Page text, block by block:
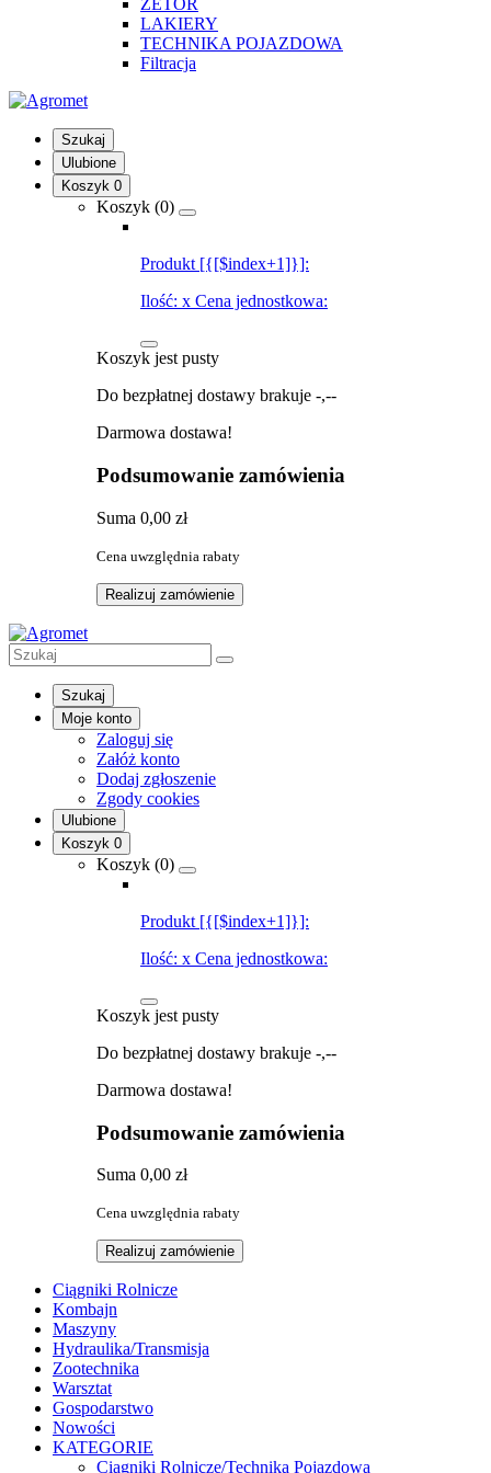
ZETOR
LAKIERY
TECHNIKA POJAZDOWA
Filtracja
Szukaj
Ulubione
Koszyk 0
Koszyk (0)
Produkt [{[$index+1]}]:
Ilość: x Cena jednostkowa:
Koszyk jest pusty
Do bezpłatnej dostawy brakuje -,--
Darmowa dostawa!
Podsumowanie zamówienia
Suma 0,00 zł
Cena uwzględnia rabaty
Realizuj zamówienie
Szukaj
Moje konto
Zaloguj się
Załóż konto
Dodaj zgłoszenie
Zgody cookies
Ulubione
Koszyk 0
Koszyk (0)
Produkt [{[$index+1]}]:
Ilość: x Cena jednostkowa:
Koszyk jest pusty
Do bezpłatnej dostawy brakuje -,--
Darmowa dostawa!
Podsumowanie zamówienia
Suma 0,00 zł
Cena uwzględnia rabaty
Realizuj zamówienie
Ciągniki Rolnicze
Kombajn
Maszyny
Hydraulika/Transmisja
Zootechnika
Warsztat
Gospodarstwo
Nowości
KATEGORIE
Ciągniki Rolnicze/Technika Pojazdowa